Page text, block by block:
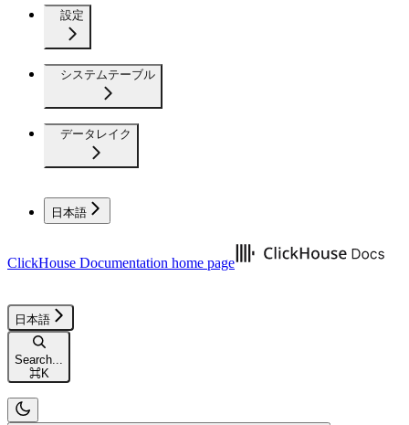
設定
システムテーブル
データレイク
日本語
ClickHouse Documentation home page
日本語
Search...
⌘K